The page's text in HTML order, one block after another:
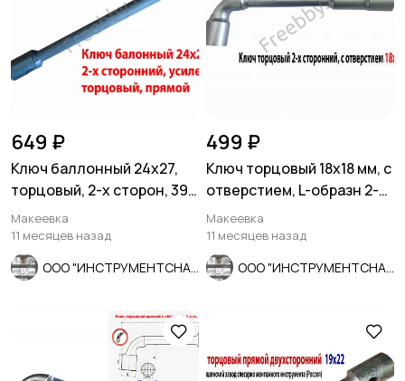
649 ₽
Ключ баллонный 24х27,
торцовый, 2-х сторон, 390
мм, для ГАЗ, КамАЗ.
Макеевка
11 месяцев назад
499 ₽
Ключ торцовый 18х18 мм, с
отверстием, L-образн 2-х
сторонний, Cr-V.
Макеевка
11 месяцев назад